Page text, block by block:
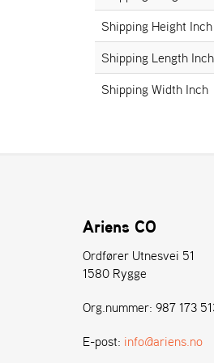
Shipping Height Inch
Shipping Length Inch
Shipping Width Inch
Ariens CO
Ordfører Utnesvei 51
1580 Rygge
Org.nummer: 987 173
E-post: info@ariens.no